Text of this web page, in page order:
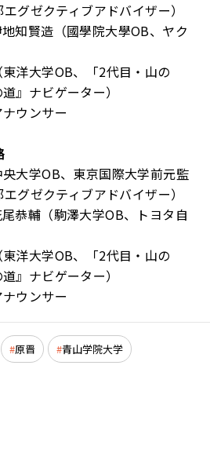
グゼクティブアドバイザー）
知賢造（國學院大學OB、ヤク
洋大学OB、「2代目・山の
』ナビゲーター）
ウンサー
大学OB、東京国際大学前元監
グゼクティブアドバイザー）
恭輔（駒澤大学OB、トヨタ自
洋大学OB、「2代目・山の
』ナビゲーター）
ウンサー
原晋 青山学院大学